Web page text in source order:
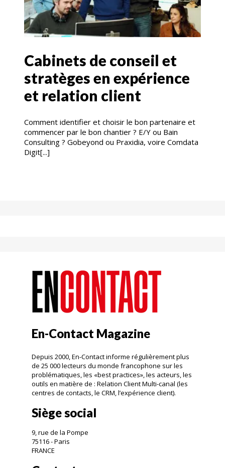
Cabinets de conseil et
stratèges en expérience
et relation client
Comment identifier et choisir le bon partenaire et
commencer par le bon chantier ? E/Y ou Bain
Consulting ? Gobeyond ou Praxidia, voire Comdata
Digit[...]
En-Contact Magazine
Depuis 2000, En-Contact informe régulièrement plus
de 25 000 lecteurs du monde francophone sur les
problématiques, les «best practices», les acteurs, les
outils en matière de : Relation Client Multi-canal (les
centres de contacts, le CRM, l’expérience client).
Siège social
9, rue de la Pompe
75116 - Paris
FRANCE